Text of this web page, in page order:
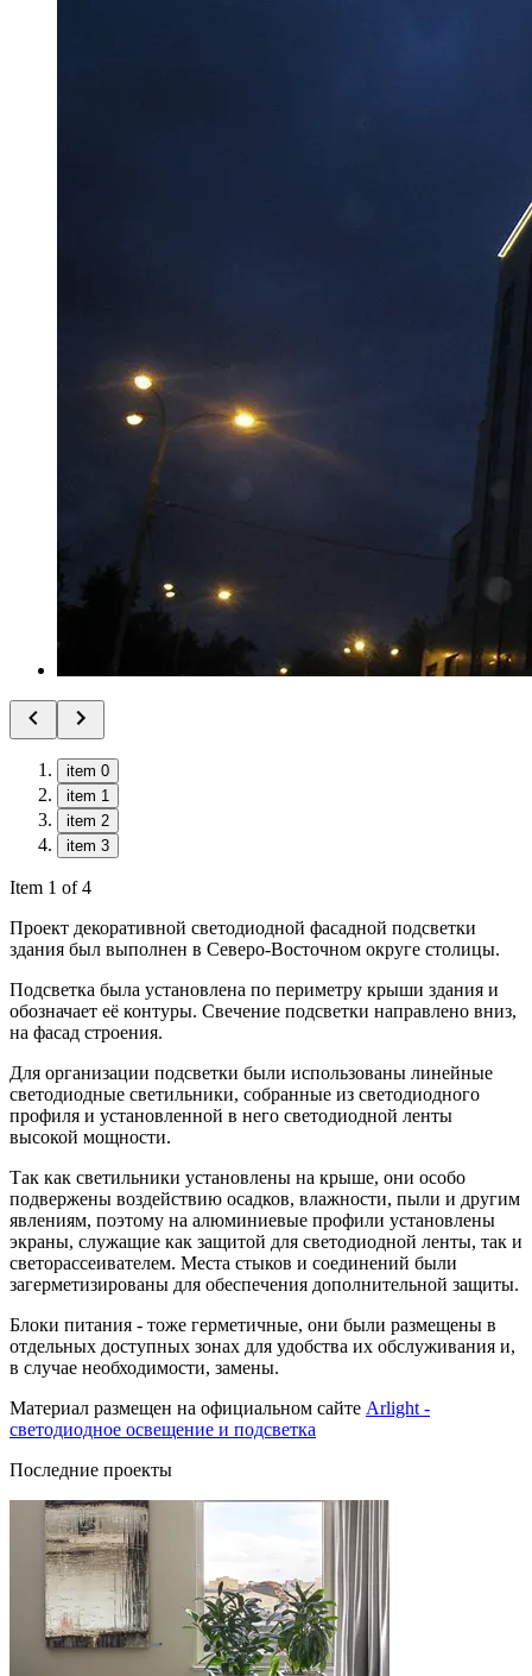
item 0
item 1
item 2
item 3
Item 1 of 4
Проект декоративной светодиодной фасадной подсветки
здания был выполнен в Северо-Восточном округе столицы.
Подсветка была установлена по периметру крыши здания и
обозначает её контуры. Свечение подсветки направлено вниз,
на фасад строения.
Для организации подсветки были использованы линейные
светодиодные светильники, собранные из светодиодного
профиля и установленной в него светодиодной ленты
высокой мощности.
Так как светильники установлены на крыше, они особо
подвержены воздействию осадков, влажности, пыли и другим
явлениям, поэтому на алюминиевые профили установлены
экраны, служащие как защитой для светодиодной ленты, так и
светорассеивателем. Места стыков и соединений были
загерметизированы для обеспечения дополнительной защиты.
Блоки питания - тоже герметичные, они были размещены в
отдельных доступных зонах для удобства их обслуживания и,
в случае необходимости, замены.
Материал размещен на официальном сайте Arlight -
светодиодное освещение и подсветка
Последние проекты